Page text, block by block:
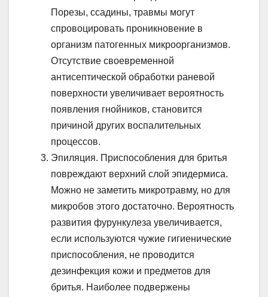
Порезы, ссадины, травмы могут
спровоцировать проникновение в
организм патогенных микроорганизмов.
Отсутствие своевременной
антисептической обработки раневой
поверхности увеличивает вероятность
появления гнойников, становится
причиной других воспалительных
процессов.
Эпиляция. Приспособления для бритья
повреждают верхний слой эпидермиса.
Можно не заметить микротравму, но для
микробов этого достаточно. Вероятность
развития фурункулеза увеличивается,
если используются чужие гигиенические
приспособления, не проводится
дезинфекция кожи и предметов для
бритья. Наиболее подвержены